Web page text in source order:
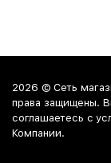
2026 © Сеть
права защищены.
соглашаетесь c
Компании.